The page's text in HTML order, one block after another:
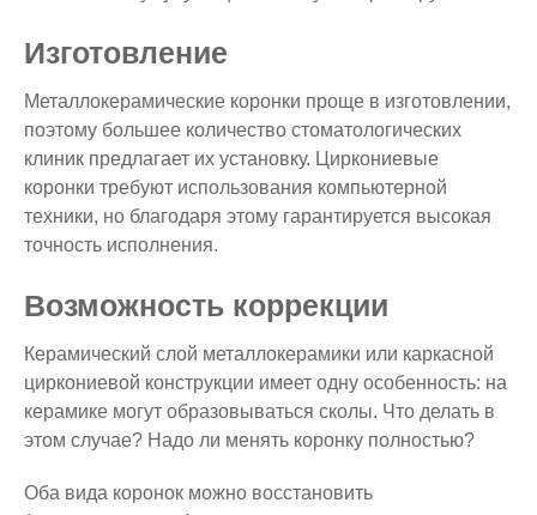
Изготовление
Металлокерамические коронки проще в изготовлении,
поэтому большее количество стоматологических
клиник предлагает их установку. Циркониевые
коронки требуют использования компьютерной
техники, но благодаря этому гарантируется высокая
точность исполнения.
Возможность коррекции
Керамический слой металлокерамики или каркасной
циркониевой конструкции имеет одну особенность: на
керамике могут образовываться сколы. Что делать в
этом случае? Надо ли менять коронку полностью?
Оба вида коронок можно восстановить